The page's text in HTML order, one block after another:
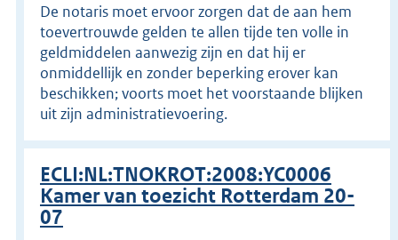
De notaris moet ervoor zorgen dat de aan hem
toevertrouwde gelden te allen tijde ten volle in
geldmiddelen aanwezig zijn en dat hij er
onmiddellijk en zonder beperking erover kan
beschikken; voorts moet het voorstaande blijken
uit zijn administratievoering.
ECLI:NL:TNOKROT:2008:YC0006
Kamer van toezicht Rotterdam 20-
07